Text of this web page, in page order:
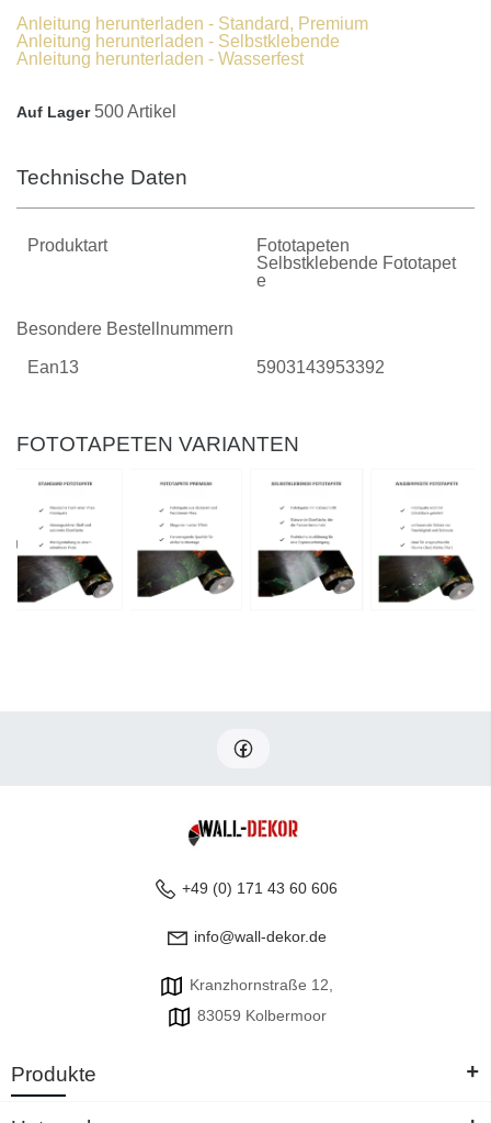
Anleitung herunterladen - Standard, Premium
Anleitung herunterladen - Selbstklebende
Anleitung herunterladen - Wasserfest
Auf Lager 500 Artikel
Technische Daten
Produktart
Fototapeten
Selbstklebende Fototapet
E
Besondere Bestellnummern
Ean13 5903143953392
FOTOTAPETEN VARIANTEN
+49 (0) 171 43 60 606
info@wall-dekor.de
Kranzhornstraße 12,
83059 Kolbermoor
Produkte +